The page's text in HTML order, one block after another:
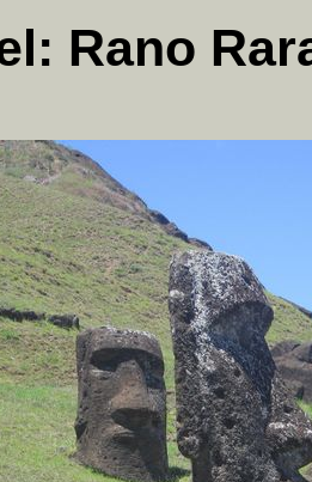
Rano